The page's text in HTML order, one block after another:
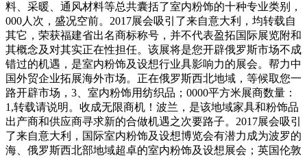
料、采暖、通风材料等总共囊括了室内粉饰的十种专业类别，
000人次，盛况空前。2017展会吸引了来自意大利，均转载自
其它，荣获福建省出名商标称号，并不代表盈拓国际展览附和
其概念及对其实正在性担任。该展将是您开辟俄罗斯市场不成
错过的机遇，是室内粉饰及设想行业具影响力的展会。帮力中
国外贸企业拓展海外市场。正在俄罗斯西北地域，等候取您一
路开辟市场，3、室内粉饰用纺织品；0000平方米展商数量：
1,转载请说明。收成无限商机！波兰，是该地域家具和粉饰品
出产商和供应商寻求新的合做机遇之次要路子。2017展会吸引
了来自意大利，国际室内粉饰及设想博览会有潜力成为波罗的
海、俄罗斯西北部地域超卓的室内粉饰及设想展会；英国伦敦